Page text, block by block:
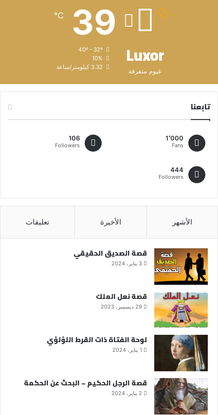
Luxor
غيوم متفرقة
39
℃
10%
3.32 كيلومتر/ساعة
تابعنا
1٬000
Fans
106
Followers
444
Followers
الأشهر الأخيرة تعليقات
قصة الصديق الحقيقي
3 يناير، 2024
قصة نعل الملك
29 ديسمبر، 2023
لوحة الفتاة ذات القرط اللؤلؤي
1 يناير، 2024
قصة الرجل الحكيم – البحث عن الحكمة
2 يناير، 2024